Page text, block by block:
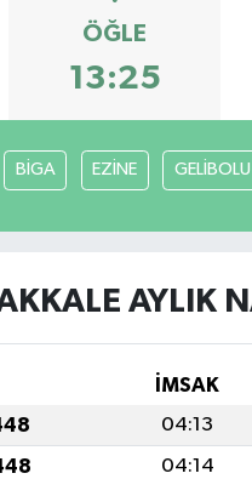
ÖĞLE
13:25
BİGA EZİNE GELİBOLU
AYLIK
İMSAK
04:13
04:14